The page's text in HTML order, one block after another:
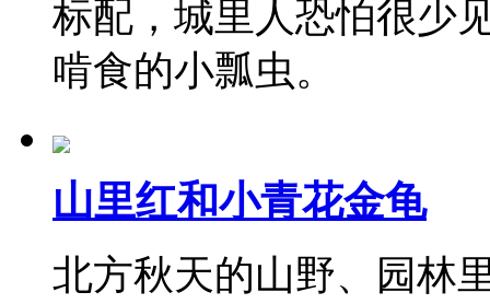
标配，城里人恐怕很少
啃食的小瓢虫。
山里红和小青花金龟
北方秋天的山野、园林